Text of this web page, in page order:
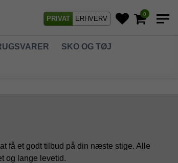
PRIVAT ERHVERV
0
SKO OG TØJ
få et godt tilbud på din næste stige. Alle
og lange levetid.